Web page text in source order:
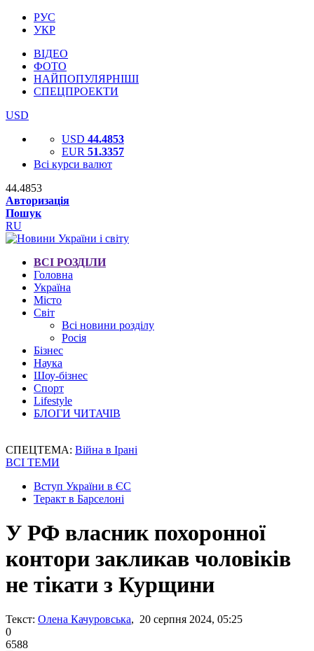
РУС
УКР
ВІДЕО
ФОТО
НАЙПОПУЛЯРНІШІ
СПЕЦПРОЕКТИ
USD
USD 44.4853
EUR 51.3357
Всі курси валют
44.4853
Авторизація
Пошук
RU
ВСІ РОЗДІЛИ
Головна
Україна
Місто
Світ
Всі новини розділу
Росія
Бізнес
Наука
Шоу-бізнес
Спорт
Lifestyle
БЛОГИ ЧИТАЧІВ
СПЕЦТЕМА: Війна в Ірані
ВСІ ТЕМИ
Вступ України в ЄС
Теракт в Барселоні
У РФ власник похоронної
контори закликав чоловіків
не тікати з Курщини
Текст: Олена Качуровська, 20 серпня 2024, 05:25
0
6588